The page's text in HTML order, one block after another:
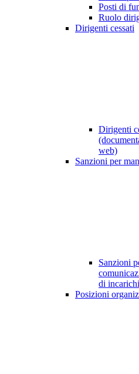
Posti di
Ruolo
Dirigenti cessati
Dirigenti
web)
Sanzioni per
Sanzioni
di
Posizioni